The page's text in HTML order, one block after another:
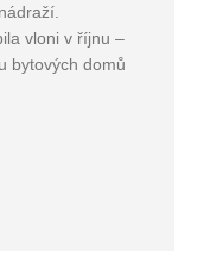
vloni v říjnu –
bytových domů